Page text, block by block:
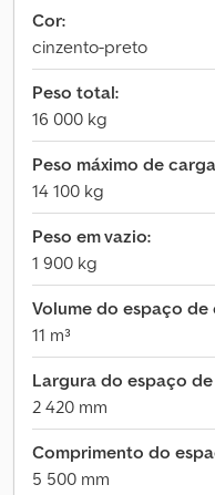
Cor:
cinzento-preto
Peso total:
16 000 kg
Peso máximo de
14 100 kg
Peso em vazio:
1 900 kg
Volume do espaço de
11 m³
Largura do espaço
2 420 mm
Comprimento do
5 500 mm